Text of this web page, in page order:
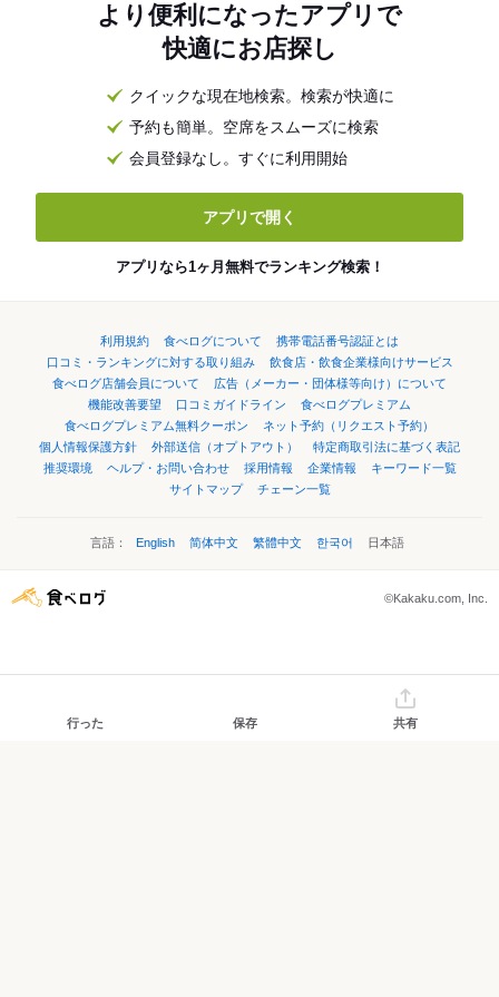
より便利になったアプリで
快適にお店探し
クイックな現在地検索。検索が快適に
予約も簡単。空席をスムーズに検索
会員登録なし。すぐに利用開始
アプリで開く
アプリなら1ヶ月無料でランキング検索！
利用規約 食べログについて
携帯電話番号認証とは
口コミ・ランキングに対する取り組み
飲食店・飲食企業様向けサービス
食べログ店舗会員について
広告（メーカー・団体様等向け）について
機能改善要望
口コミガイドライン
食べログプレミアム
食べログプレミアム無料クーポン
ネット予約（リクエスト予約）
個人情報保護方針
外部送信（オプトアウト）
特定商取引法に基づく表記
推奨環境
ヘルプ・お問い合わせ 採用情報 企業情報
キーワード一覧
サイトマップ
チェーン一覧
言語： English 简体中文 繁體中文 한국어 日本語
©Kakaku.com, Inc.
行った 保存 共有